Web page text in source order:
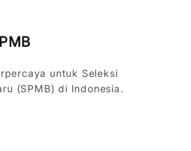
untuk Seleksi
(SPMB) di Indonesia.